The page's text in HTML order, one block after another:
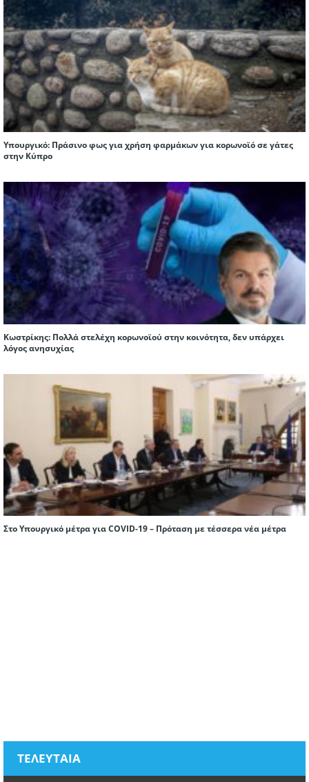
Υπουργικό: Πράσινο φως για χρήση φαρμάκων για κορωνοϊό σε γάτες
στην Κύπρο
Κωστρίκης: Πολλά στελέχη κορωνοϊού στην κοινότητα, δεν υπάρχει
λόγος ανησυχίας
Στο Υπουργικό μέτρα για COVID-19 – Πρόταση με τέσσερα νέα μέτρα
ΤΕΛΕΥΤΑΙΑ